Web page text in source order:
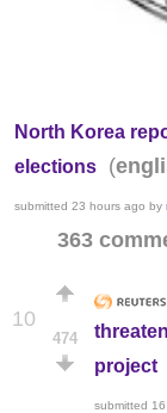
North Korea
elections
(
submitted 23 hours ago by
363
10
474
project
submitted